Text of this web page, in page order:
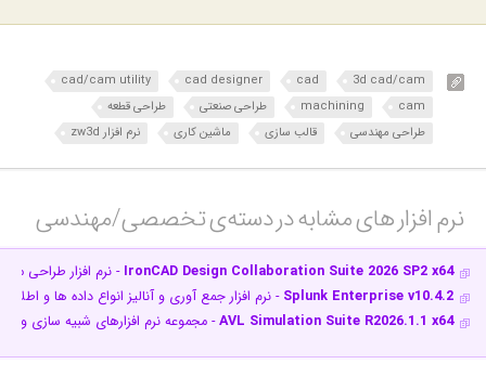
3d cad/cam
cad
cad designer
cad/cam utility
cam
machining طراحی صنعتی
طراحی قطعه
طراحی مهندسی
قالب سازی ماشین کاری نرم افزار zw3d
نرم افزار های مشابه در دسته‌ی‌ تخصصی/مهندسی‎
IronCAD Design Collaboration Suite 2026 SP2 x64 - نرم افزار طراحی
Splunk Enterprise v10.4.2 - نرم افزار جمع آوری و آنالیز انواع داده ها و
AVL Simulation Suite R2026.1.1 x64- مجموعه نرم افزارهای شبیه سازی و